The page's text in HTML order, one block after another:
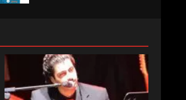
YÖNETİM NASIL ŞEKİLLENDİ?
AYVALIK SU MİRASI İÇİN